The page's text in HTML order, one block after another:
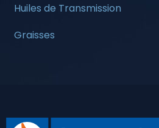
Huiles de Transmission
Graisses